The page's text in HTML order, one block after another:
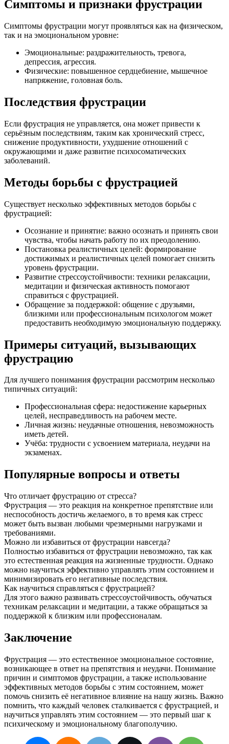
Симптомы и признаки фрустрации
Симптомы фрустрации могут проявляться как на физическом,
так и на эмоциональном уровне:
Эмоциональные: раздражительность, тревога,
депрессия, агрессия.
Физические: повышенное сердцебиение, мышечное
напряжение, головная боль.
Последствия фрустрации
Если фрустрация не управляется, она может привести к
серьёзным последствиям, таким как хронический стресс,
снижение продуктивности, ухудшение отношений с
окружающими и даже развитие психосоматических
заболеваний.
Методы борьбы с фрустрацией
Существует несколько эффективных методов борьбы с
фрустрацией:
Осознание и принятие: важно осознать и принять свои
чувства, чтобы начать работу по их преодолению.
Постановка реалистичных целей: формирование
достижимых и реалистичных целей помогает снизить
уровень фрустрации.
Развитие стрессоустойчивости: техники релаксации,
медитации и физическая активность помогают
справиться с фрустрацией.
Обращение за поддержкой: общение с друзьями,
близкими или профессиональным психологом может
предоставить необходимую эмоциональную поддержку.
Примеры ситуаций, вызывающих
фрустрацию
Для лучшего понимания фрустрации рассмотрим несколько
типичных ситуаций:
Профессиональная сфера: недостижение карьерных
целей, несправедливость на рабочем месте.
Личная жизнь: неудачные отношения, невозможность
иметь детей.
Учёба: трудности с усвоением материала, неудачи на
экзаменах.
Популярные вопросы и ответы
Что отличает фрустрацию от стресса?
Фрустрация — это реакция на конкретное препятствие или
неспособность достичь желаемого, в то время как стресс
может быть вызван любыми чрезмерными нагрузками и
требованиями.
Можно ли избавиться от фрустрации навсегда?
Полностью избавиться от фрустрации невозможно, так как
это естественная реакция на жизненные трудности. Однако
можно научиться эффективно управлять этим состоянием и
минимизировать его негативные последствия.
Как научиться справляться с фрустрацией?
Для этого важно развивать стрессоустойчивость, обучаться
техникам релаксации и медитации, а также обращаться за
поддержкой к близким или профессионалам.
Заключение
Фрустрация — это естественное эмоциональное состояние,
возникающее в ответ на препятствия и неудачи. Понимание
причин и симптомов фрустрации, а также использование
эффективных методов борьбы с этим состоянием, может
помочь снизить её негативное влияние на нашу жизнь. Важно
помнить, что каждый человек сталкивается с фрустрацией, и
научиться управлять этим состоянием — это первый шаг к
психическому и эмоциональному благополучию.